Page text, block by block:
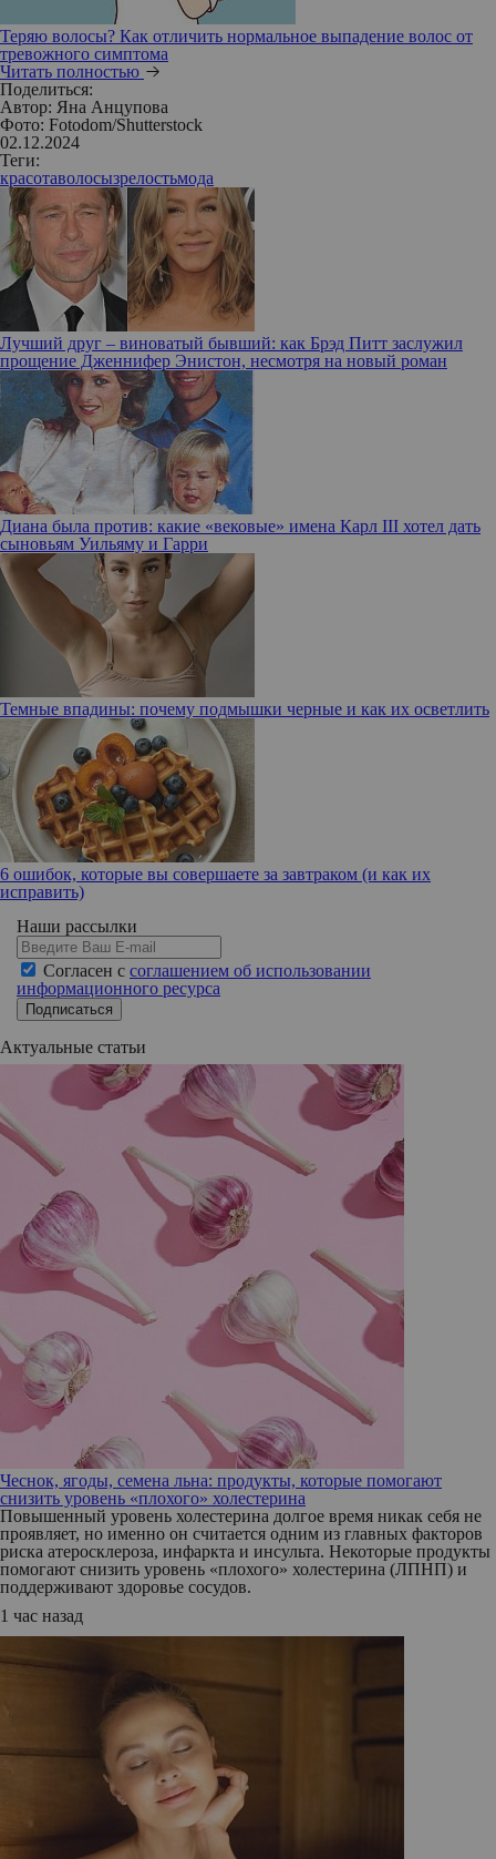
Теряю волосы? Как отличить нормальное выпадение волос от
тревожного симптома
Читать полностью
Поделиться:
Автор: Яна Анцупова
Фото: Fotodom/Shutterstock
02.12.2024
Теги:
красотаволосызрелостьмода
Лучший друг – виноватый бывший: как Брэд Питт заслужил
прощение Дженнифер Энистон, несмотря на новый роман
Диана была против: какие «вековые» имена Карл III хотел дать
сыновьям Уильяму и Гарри
Темные впадины: почему подмышки черные и как их осветлить
6 ошибок, которые вы совершаете за завтраком (и как их
исправить)
Наши рассылки
Согласен с соглашением об использовании
информационного ресурса
Подписаться
Актуальные статьи
Чеснок, ягоды, семена льна: продукты, которые помогают
снизить уровень «плохого» холестерина
Повышенный уровень холестерина долгое время никак себя не
проявляет, но именно он считается одним из главных факторов
риска атеросклероза, инфаркта и инсульта. Некоторые продукты
помогают снизить уровень «плохого» холестерина (ЛПНП) и
поддерживают здоровье сосудов.
1 час назад